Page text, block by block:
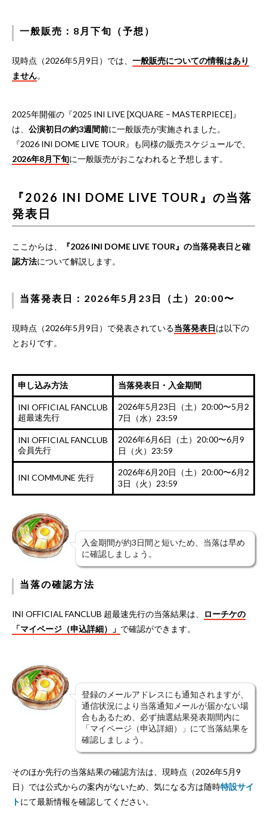
一般販売：8月下旬（予想）
現時点（2026年5月9日）では、 一般販売についての情報はあり
ません。
2025年開催の『2025 INI LIVE [XQUARE – MASTERPIECE]』
は、 公演初日の約3週間前に一般販売が実施されました。
『2026 INI DOME LIVE TOUR』も同様の販売スケジュールで、
2026年8月下旬に一般販売がおこなわれると予想します。
『2026 INI DOME LIVE TOUR』の当落
発表日
ここからは、
『2026 INI DOME LIVE TOUR』の当落発表日と確
認方法について解説します。
当落発表日：2026年5月23日（土）20:00〜
現時点（2026年5月9日）で発表されている当落発表日は以下の
とおりです。
申し込み方法 当落発表日・入金期間
INI OFFICIAL FANCLUB
超最速先行
2026年5月23日（土）20:00〜5月2
7日（水）23:59
INI OFFICIAL FANCLUB
会員先行
2026年6月6日（土）20:00〜6月9
日（火）23:59
INI COMMUNE 先行
2026年6月20日（土）20:00〜6月2
3日（火）23:59
入金期間が約3日間と短いため、当落は早め
に確認しましょう。
当落の確認方法
INI OFFICIAL FANCLUB 超最速先行の当落結果は、
ローチケの
「マイページ（申込詳細）」 で確認ができます。
登録のメールアドレスにも通知されますが、
通信状況により当落通知メールが届かない場
合もあるため、必ず抽選結果発表期間内に
「マイページ（申込詳細）」にて当落結果を
確認しましょう。
そのほか先行の当落結果の確認方法は、現時点（2026年5月9
日）では公式からの案内がないため、気になる方は随時特設サイ
トにて最新情報を確認してください。